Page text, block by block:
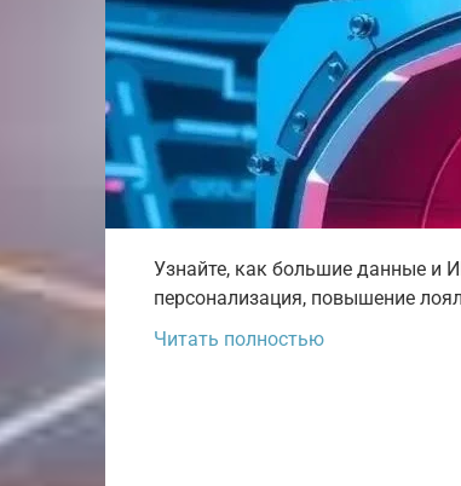
Узнайте, как большие данные и
персонализация, повышение
Читать полностью